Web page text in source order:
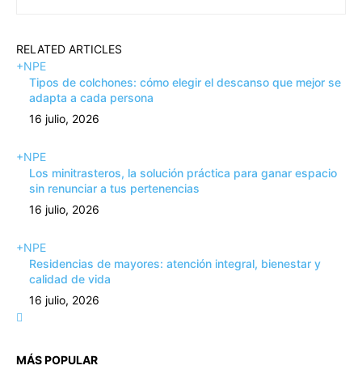
RELATED ARTICLES
+NPE
Tipos de colchones: cómo elegir el descanso que mejor se
adapta a cada persona
16 julio, 2026
+NPE
Los minitrasteros, la solución práctica para ganar espacio
sin renunciar a tus pertenencias
16 julio, 2026
+NPE
Residencias de mayores: atención integral, bienestar y
calidad de vida
16 julio, 2026
MÁS POPULAR